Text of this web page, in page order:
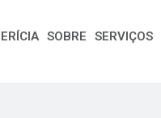
SOBRE SERVIÇOS